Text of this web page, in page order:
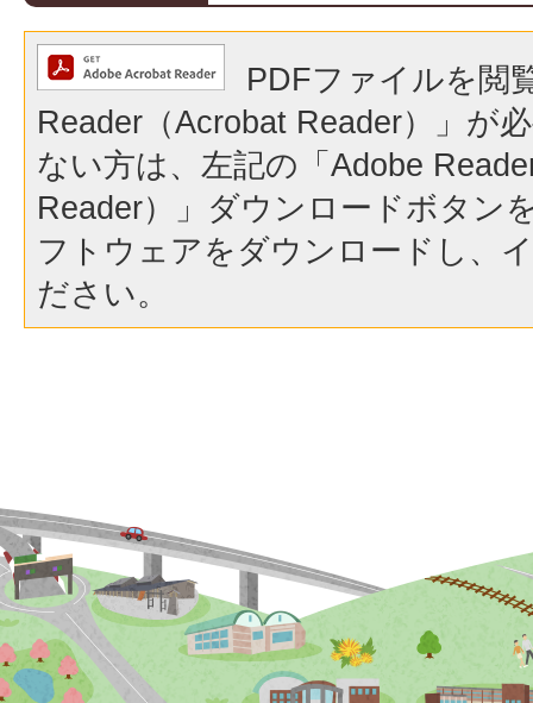
PDFファイルを閲
Reader（Acrobat Reader）」が
ない方は、左記の「Adobe
Reader）」ダウンロードボタン
フトウェアをダウンロードし、
ださい。